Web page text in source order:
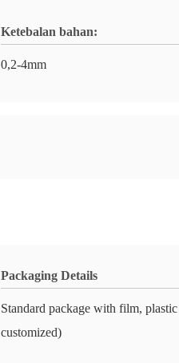
Ketebalan bahan:
0,2-4mm
Packaging Details
Standard package with film,
customized)